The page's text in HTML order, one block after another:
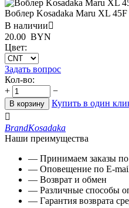
Воблер Kosadaka Maru XL 45F
В наличии
20.00 BYN
Цвет:
Задать вопрос
Кол-во:
+
−
В корзину
Купить в один

BrandKosadaka
Наши преимущества
— Принимаем заказы
— Оповещение по E-
— Возврат и обмен
— Различные способы
— Гарантия возврата